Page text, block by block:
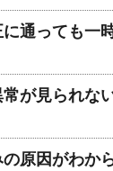
通っても一
が見られな
原因がわか